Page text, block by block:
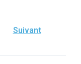
Suivant